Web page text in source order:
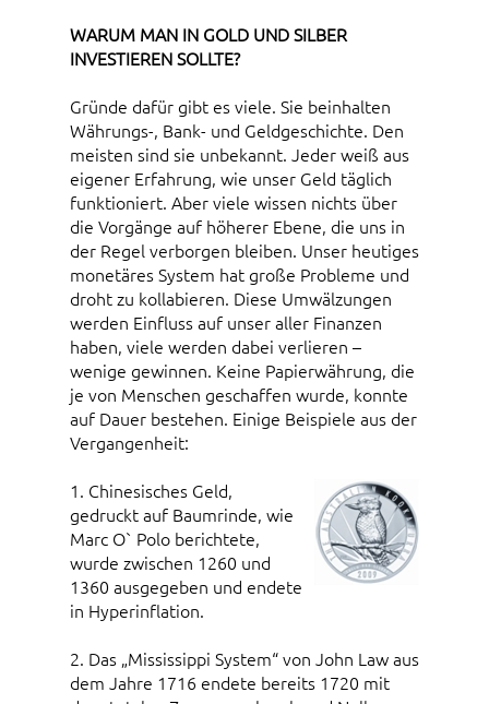
WARUM MAN IN GOLD UND SILBER
INVESTIEREN SOLLTE?
Gründe dafür gibt es viele. Sie beinhalten
Währungs-, Bank- und Geldgeschichte. Den
meisten sind sie unbekannt. Jeder weiß aus
eigener Erfahrung, wie unser Geld täglich
funktioniert. Aber viele wissen nichts über
die Vorgänge auf höherer Ebene, die uns in
der Regel verborgen bleiben. Unser heutiges
monetäres System hat große Probleme und
droht zu kollabieren. Diese Umwälzungen
werden Einfluss auf unser aller Finanzen
haben, viele werden dabei verlieren –
wenige gewinnen. Keine Papierwährung, die
je von Menschen geschaffen wurde, konnte
auf Dauer bestehen. Einige Beispiele aus der
Vergangenheit:
1. Chinesisches Geld,
gedruckt auf Baumrinde, wie
Marc O` Polo berichtete,
wurde zwischen 1260 und
1360 ausgegeben und endete
in Hyperinflation.
2. Das „Mississippi System“ von John Law aus
dem Jahre 1716 endete bereits 1720 mit